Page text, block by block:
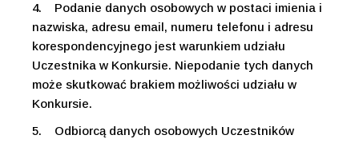
4.
Podanie danych osobowych w postaci imienia i
nazwiska, adresu email, numeru telefonu i adresu
korespondencyjnego jest warunkiem udziału
Uczestnika w Konkursie. Niepodanie tych danych
może skutkować brakiem możliwości udziału w
Konkursie.
5.
Odbiorcą danych osobowych Uczestników